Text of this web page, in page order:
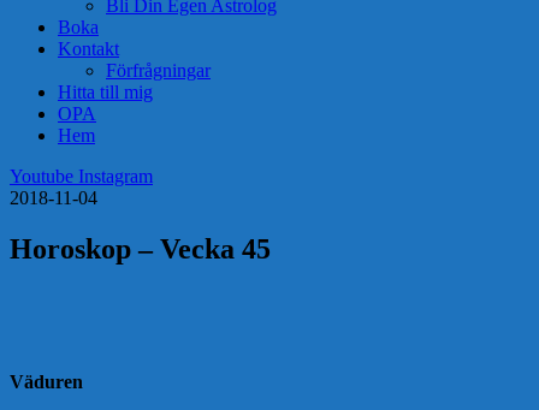
Bli Din Egen Astrolog
Boka
Kontakt
Förfrågningar
Hitta till mig
OPA
Hem
Youtube Instagram
2018-11-04
Horoskop – Vecka 45
Väduren